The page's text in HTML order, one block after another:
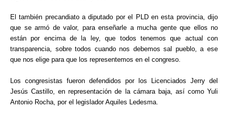
El también precandiato a diputado por el PLD en esta provincia, dijo
que se armó de valor, para enseñarle a mucha gente que ellos no
están por encima de la ley, que todos tenemos que actual con
transparencia, sobre todos cuando nos debemos sal pueblo, a ese
que nos elige para que los representemos en el congreso.
Los congresistas fueron defendidos por los Licenciados Jerry del
Jesús Castillo, en representación de la cámara baja, así como Yuli
Antonio Rocha, por el legislador Aquiles Ledesma.